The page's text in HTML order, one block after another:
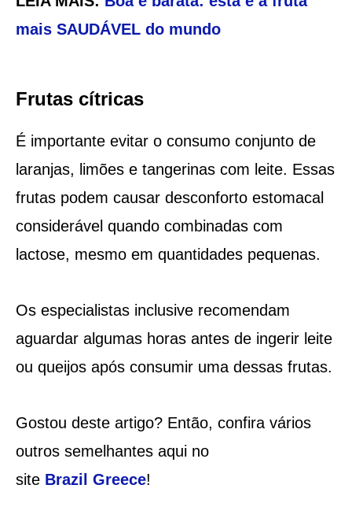
mais SAUDÁVEL do mundo
Frutas cítricas
É importante evitar o consumo conjunto de
laranjas, limões e tangerinas com leite. Essas
frutas podem causar desconforto estomacal
considerável quando combinadas com
lactose, mesmo em quantidades pequenas.
Os especialistas inclusive recomendam
aguardar algumas horas antes de ingerir leite
ou queijos após consumir uma dessas frutas.
Gostou deste artigo? Então, confira vários
outros semelhantes aqui no
site Brazil Greece!